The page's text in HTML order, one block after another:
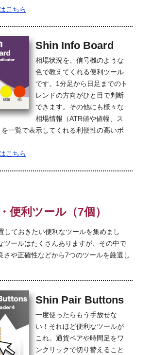
こちら
Shin Info Board
相場状況を、信号機のような
色で教えてくれる便利ツール
です。1分足から日足までのト
レンドの方向がひと目で判断
できます。その他にも様々な
相場情報（ATR値や値幅、ス
一覧で表示してくれる利便性の高いボ
こちら
便利ツール（7個）
しておきたい便利なツールを集めまし
ツールはたくさんありますが、その中で
さや正確性などから7つのツールを厳選し
Shin Pair Buttons
一度使ったらもう手放せな
い！それほど便利なツールが
これ。通貨ペアや時間足をワ
ンクリックで切り替えること